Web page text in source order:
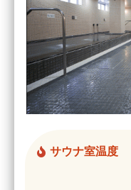
サウナ室温度